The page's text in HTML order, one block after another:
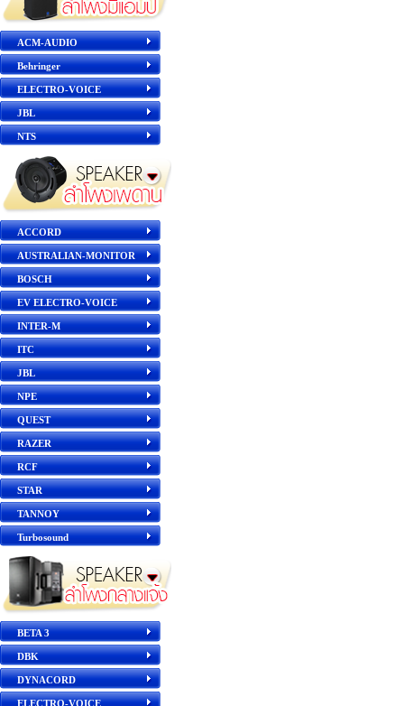
ACM-AUDIO
Behringer
ELECTRO-VOICE
JBL
NTS
ACCORD
AUSTRALIAN-MONITOR
BOSCH
EV ELECTRO-VOICE
INTER-M
ITC
JBL
NPE
QUEST
RAZER
RCF
STAR
TANNOY
Turbosound
BETA 3
DBK
DYNACORD
ELECTRO-VOICE